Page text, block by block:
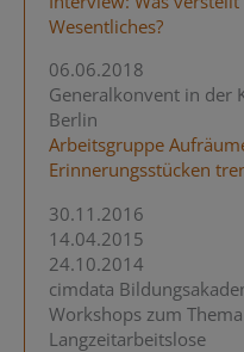
Wesentliches?
06.06.2018
Generalkonvent in der
Berlin
Arbeitsgruppe
Erinnerungsstücken
30.11.2016
14.04.2015
24.10.2014
cimdata
Workshops zum Thema
Langzeitarbeitslose